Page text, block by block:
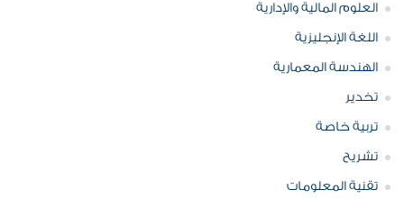
العلوم المالية والإدارية
اللغة الإنجليزية
الهندسة المعمارية
تخدير
تربية خاصة
تشريح
تقنية المعلومات